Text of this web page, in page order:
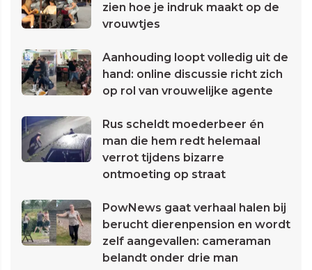
zien hoe je indruk maakt op de
vrouwtjes
Aanhouding loopt volledig uit de
hand: online discussie richt zich
op rol van vrouwelijke agente
Rus scheldt moederbeer én
man die hem redt helemaal
verrot tijdens bizarre
ontmoeting op straat
PowNews gaat verhaal halen bij
berucht dierenpension en wordt
zelf aangevallen: cameraman
belandt onder drie man